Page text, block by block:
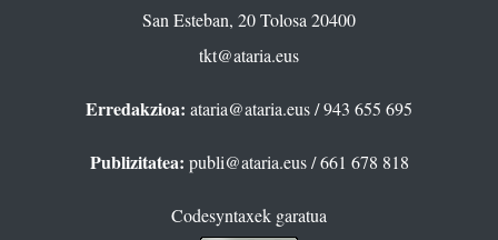
San Esteban, 20 Tolosa 20400
tkt@ataria.eus
Erredakzioa: ataria@ataria.eus/ 943 655 695
Publizitatea: publi@ataria.eus/ 661 678 818
Codesyntaxek garatua